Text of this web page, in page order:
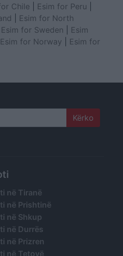
Chile Esim for Peru
Esim for North
Esim for Sweden
Esim
Esim for Norway
Esim for
në Tiranë
në Prishtinë
në Shkup
në Durrës
në Prizren
në Tetovë